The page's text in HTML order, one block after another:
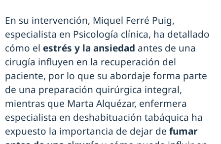
En su intervención, Miquel Ferré Puig,
especialista en Psicología clínica, ha detallado
cómo el estrés y la ansiedad antes de una
cirugía influyen en la recuperación del
paciente, por lo que su abordaje forma parte
de una preparación quirúrgica integral,
mientras que Marta Alquézar, enfermera
especialista en deshabituación tabáquica ha
expuesto la importancia de dejar de fumar